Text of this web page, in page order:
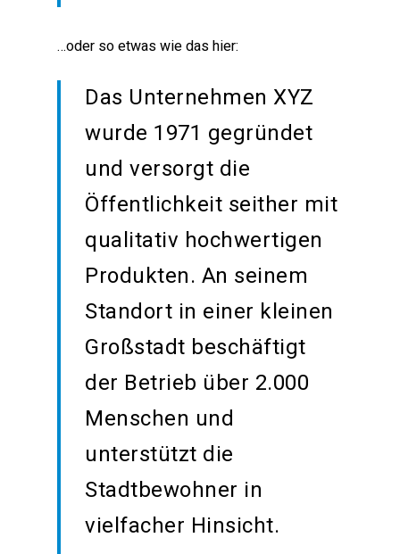
…oder so etwas wie das hier:
Das Unternehmen XYZ
wurde 1971 gegründet
und versorgt die
Öffentlichkeit seither mit
qualitativ hochwertigen
Produkten. An seinem
Standort in einer kleinen
Großstadt beschäftigt
der Betrieb über 2.000
Menschen und
unterstützt die
Stadtbewohner in
vielfacher Hinsicht.